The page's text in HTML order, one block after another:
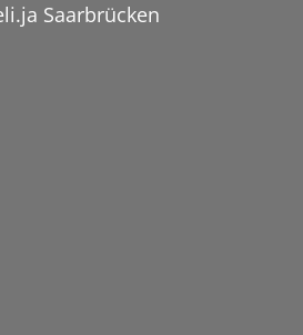
Saarbrücken